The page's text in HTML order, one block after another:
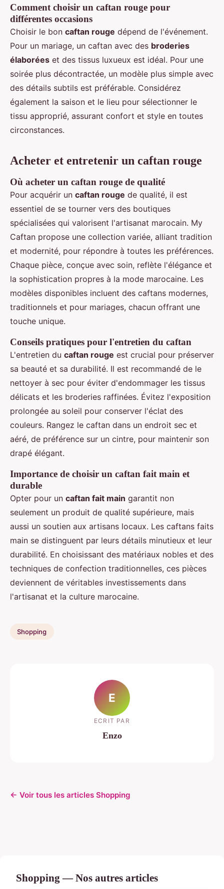
Comment choisir un caftan rouge pour
différentes occasions
Choisir le bon caftan rouge dépend de l'événement.
Pour un mariage, un caftan avec des broderies
élaborées et des tissus luxueux est idéal. Pour une
soirée plus décontractée, un modèle plus simple avec
des détails subtils est préférable. Considérez
également la saison et le lieu pour sélectionner le
tissu approprié, assurant confort et style en toutes
circonstances.
Acheter et entretenir un caftan rouge
Où acheter un caftan rouge de qualité
Pour acquérir un caftan rouge de qualité, il est
essentiel de se tourner vers des boutiques
spécialisées qui valorisent l'artisanat marocain. My
Caftan propose une collection variée, alliant tradition
et modernité, pour répondre à toutes les préférences.
Chaque pièce, conçue avec soin, reflète l'élégance et
la sophistication propres à la mode marocaine. Les
modèles disponibles incluent des caftans modernes,
traditionnels et pour mariages, chacun offrant une
touche unique.
Conseils pratiques pour l'entretien du caftan
L'entretien du caftan rouge est crucial pour préserver
sa beauté et sa durabilité. Il est recommandé de le
nettoyer à sec pour éviter d'endommager les tissus
délicats et les broderies raffinées. Évitez l'exposition
prolongée au soleil pour conserver l'éclat des
couleurs. Rangez le caftan dans un endroit sec et
aéré, de préférence sur un cintre, pour maintenir son
drapé élégant.
Importance de choisir un caftan fait main et
durable
Opter pour un caftan fait main garantit non
seulement un produit de qualité supérieure, mais
aussi un soutien aux artisans locaux. Les caftans faits
main se distinguent par leurs détails minutieux et leur
durabilité. En choisissant des matériaux nobles et des
techniques de confection traditionnelles, ces pièces
deviennent de véritables investissements dans
l'artisanat et la culture marocaine.
Shopping
E
ECRIT PAR
Enzo
← Voir tous les articles Shopping
Shopping — Nos autres articles